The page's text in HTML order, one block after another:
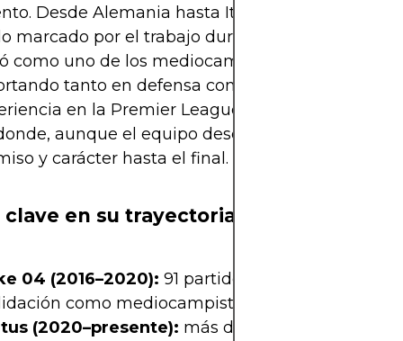
Desde Alemania hasta Italia e Inglaterra, su
marcado por el trabajo duro. En la Juventus, se
como uno de los mediocampistas más
tanto en defensa como en ataque. En
en la Premier League al ser cedido al
aunque el equipo descendió, Weston
y carácter hasta el final.
clave en su trayectoria
04 (2016–2020): 91 partidos, 5 goles, y una
como mediocampista de élite en la
(2020–presente): más de 120 partidos, 13